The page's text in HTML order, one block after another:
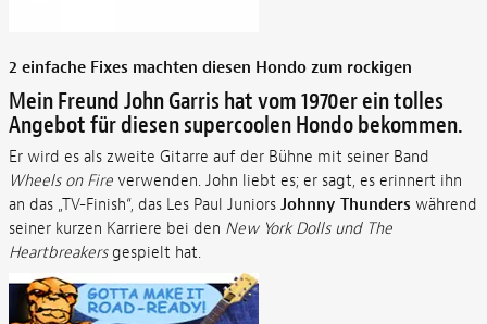
2 einfache Fixes machten diesen Hondo zum rockigen
Mein Freund John Garris hat vom 1970er ein tolles
Angebot für diesen supercoolen Hondo bekommen.
Er wird es als zweite Gitarre auf der Bühne mit seiner Band
Wheels on Fireverwenden. John liebt es; er sagt, es erinnert ihn
an das „TV-Finish“, das Les Paul Juniors Johnny Thunders während
seiner kurzen Karriere bei den New York Dolls und The
Heartbreakersgespielt hat.